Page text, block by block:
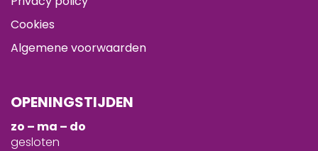
Cookies
Algemene voorwaarden
OPENINGSTIJDEN
zo – ma – do
gesloten